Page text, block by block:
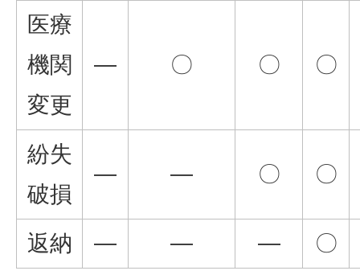
医療
機関
変更
― 〇 〇 〇
紛失
破損
― ― 〇 〇
返納 ― ― ― 〇